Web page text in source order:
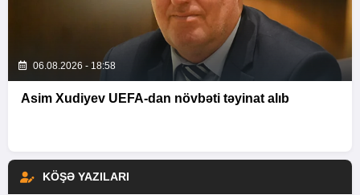
06.08.2026 - 18:58
Asim Xudiyev UEFA-dan növbəti təyinat alıb
KÖŞƏ YAZILARI